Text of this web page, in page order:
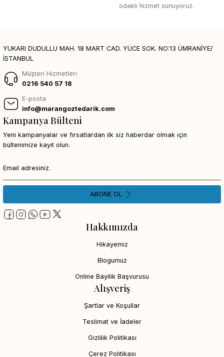
odaklı hizmet sunuyoruz.
YUKARI DUDULLU MAH. 18 MART CAD. YÜCE SOK. NO:13 ÜMRANİYE/
İSTANBUL
Müşteri Hizmetleri
0216 540 57 18
E-posta
info@marangoztedarik.com
Hakkımızda
Hikayemiz
Blogumuz
Online Bayilik Başvurusu
Alışveriş
Şartlar ve Koşullar
Teslimat ve İadeler
Gizlilik Politikası
Çerez Politikası
Kampanya Bülteni
Yeni kampanyalar ve fırsatlardan ilk siz haberdar olmak için
bültenimize kayıt olun.
ABONE OL